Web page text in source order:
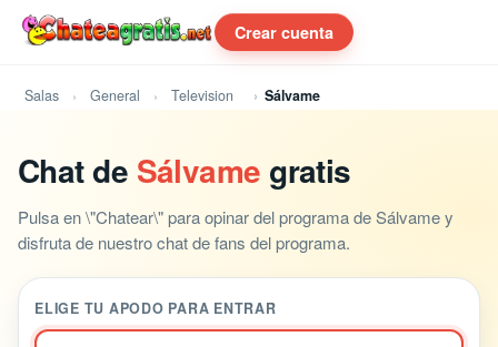
Crear cuenta
Salas General Television Sálvame
Chat de Sálvame gratis
Pulsa en \"Chatear\" para opinar del programa de Sálvame y
disfruta de nuestro chat de fans del programa.
ELIGE TU APODO PARA ENTRAR